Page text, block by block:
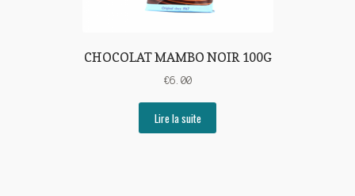
CHOCOLAT MAMBO NOIR 100G
€6.00
Lire la suite